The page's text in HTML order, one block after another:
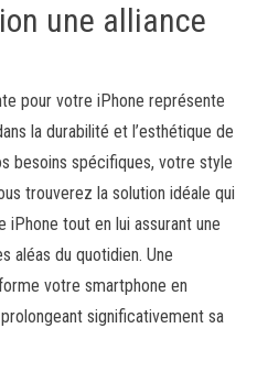
une alliance
pour votre iPhone représente
la durabilité et l’esthétique de
besoins spécifiques, votre style
trouverez la solution idéale qui
tout en lui assurant une
aléas du quotidien. Une
votre smartphone en
significativement sa